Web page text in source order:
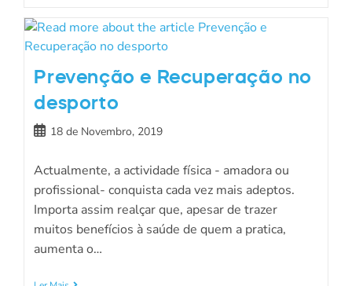
Prevenção e Recuperação no
desporto
18 de Novembro, 2019
Actualmente, a actividade física - amadora ou
profissional- conquista cada vez mais adeptos.
Importa assim realçar que, apesar de trazer
muitos benefícios à saúde de quem a pratica,
aumenta o…